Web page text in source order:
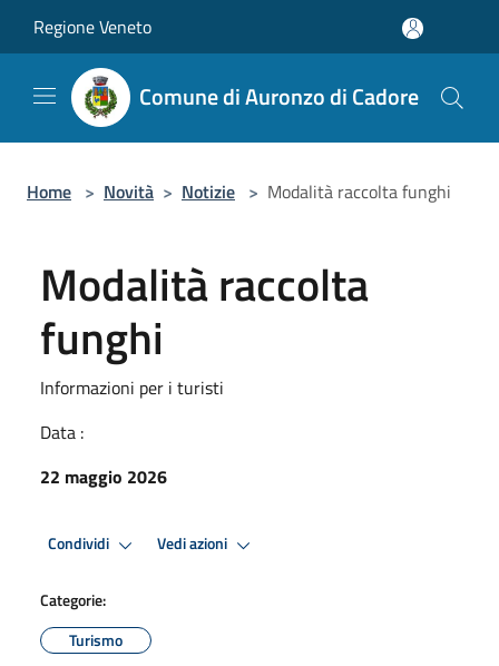
Regione Veneto
Comune di Auronzo di Cadore
Home > Novità > Notizie > Modalità raccolta funghi
Modalità raccolta
funghi
Informazioni per i turisti
Data :
22 maggio 2026
Condividi Vedi azioni
Categorie:
Turismo